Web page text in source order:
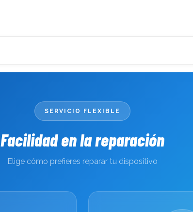
SERVICIO FLEXIBLE
Facilidad en la reparación
Elige cómo prefieres reparar tu dispositivo